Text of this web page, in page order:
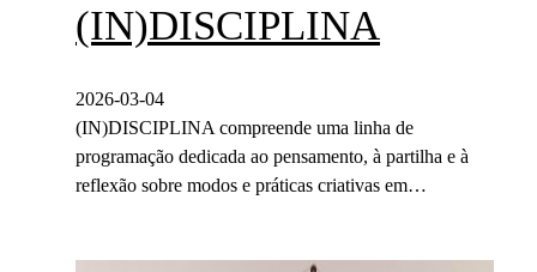
(IN)DISCIPLINA
2026-03-04
(IN)DISCIPLINA compreende uma linha de
programação dedicada ao pensamento, à partilha e à
reflexão sobre modos e práticas criativas em…